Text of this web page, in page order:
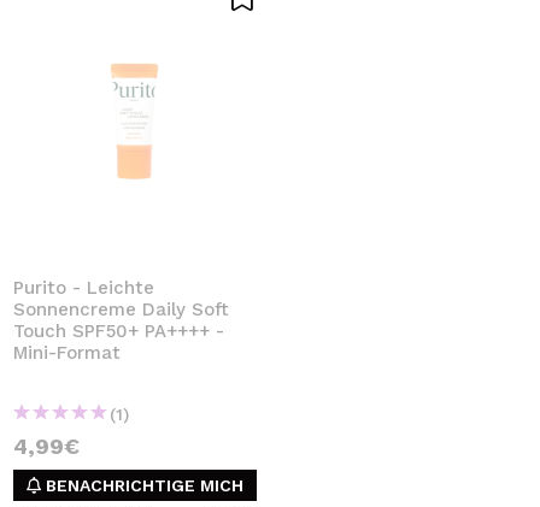
Purito - Leichte
Sonnencreme Daily Soft
Touch SPF50+ PA++++ -
Mini-Format
(1)
4,99€
BENACHRICHTIGE MICH